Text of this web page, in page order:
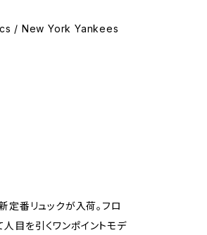
/ New York Yankees
番リュックが入荷。フロ
目を引くワンポイントモデ